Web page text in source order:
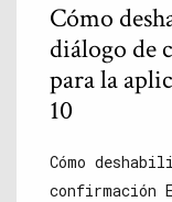
Cómo
diálogo de
para la
10
Cómo
confirmación